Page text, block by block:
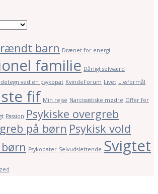
barn Drænet for energi
familie Dårligt selvværd
ved en psykopat KvindeForum Livet Livsformål
fif Min rejse Narcissistiske mødre Offer for
Passion Psykiske overgreb
på børn Psykisk vold
Psykopater Selvudslettende Svigtet